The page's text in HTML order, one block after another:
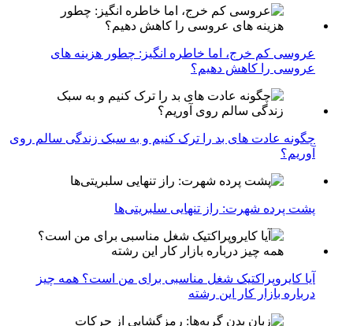
عروسی کم خرج، اما خاطره انگیز: چطور هزینه های
عروسی را کاهش دهیم؟
چگونه عادت‌ های بد را ترک کنیم و به سبک زندگی سالم روی
آوریم؟
پشت پرده شهرت: راز تنهایی سلبریتی‌ها
آیا کایروپراکتیک شغل مناسبی برای من است؟ همه چیز
درباره بازار کار این رشته